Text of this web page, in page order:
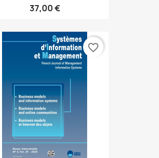
37,00 €
favorite_border